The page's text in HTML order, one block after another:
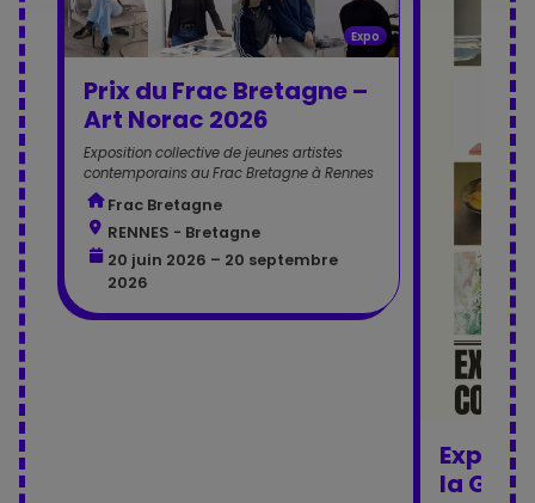
Expo
Prix du Frac Bretagne –
Art Norac 2026
Exposition collective de jeunes artistes
contemporains au Frac Bretagne à Rennes
Frac Bretagne
RENNES - Bretagne
20 juin 2026 – 20 septembre
2026
la